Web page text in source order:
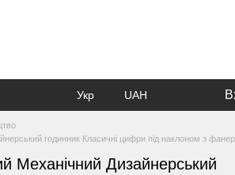
Укр UAH
годинник Класичні цифри під наклоном з
Механічний Дизайнерський